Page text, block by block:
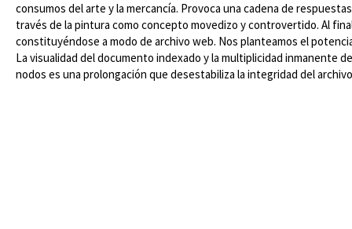
consumos del arte y la mercancía. Provoca una cadena de
través de la pintura como concepto movedizo y controvertido. Al
constituyéndose a modo de archivo web. Nos planteamos el
La visualidad del documento indexado y la multiplicidad inmanente
nodos es una prolongación que desestabiliza la integridad del